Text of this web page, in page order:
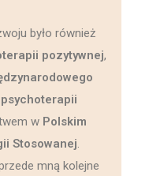
było również
pozytywnej,
w Polskim
Stosowanej.
mną kolejne